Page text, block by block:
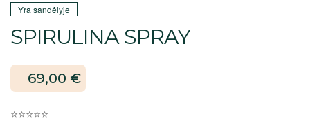
Yra sandėlyje
SPIRULINA SPRAY
69,00 €
⭐⭐⭐⭐⭐